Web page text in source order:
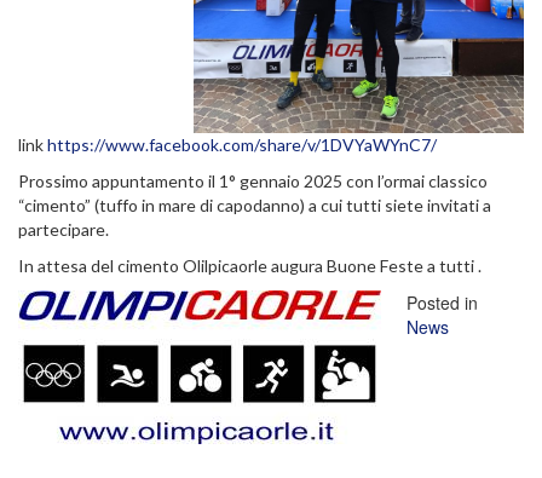
linkhttps://www.facebook.com/share/v/1DVYaWYnC7/
Prossimo appuntamento il 1° gennaio 2025 con l’ormai classico
“cimento” (tuffo in mare di capodanno) a cui tutti siete invitati a
partecipare.
In attesa del cimento Olilpicaorle augura Buone Feste a tutti .
Posted in
News